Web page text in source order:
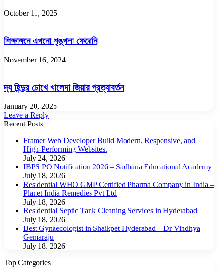
October 11, 2025
শিক্ষাঙ্গনে এখনো শৃঙ্খলা ফেরেনি
November 16, 2024
দ্য হিন্দুর চোখে খালেদা জিয়ার প্রত্যাবর্তন
January 20, 2025
Leave a Reply
Recent Posts
Framer Web Developer Build Modern, Responsive, and
High-Performing Websites.
July 24, 2026
IBPS PO Notification 2026 – Sadhana Educational Academy
July 18, 2026
Residential WHO GMP Certified Pharma Company in India –
Planet India Remedies Pvt Ltd
July 18, 2026
Residential Septic Tank Cleaning Services in Hyderabad
July 18, 2026
Best Gynaecologist in Shaikpet Hyderabad – Dr Vindhya
Gemaraju
July 18, 2026
Top Categories